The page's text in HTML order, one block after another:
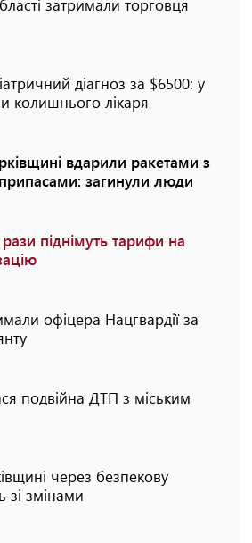
затримали торговця
діагноз за $6500: у
колишнього лікаря
вдарили ракетами з
загинули люди
піднімуть тарифи на
офіцера Нацгвардії за
подвійна ДТП з міським
через безпекову
зі змінами